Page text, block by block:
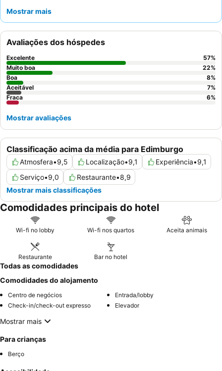
edifício tipo conservatório
funcionários
acolhedores e prestativos, e o pequeno-almoço
recebe grandes elogios pela sua excelente seleção, incluindo
um pequeno-almoço escocês completo e opções sem glúten.
Para uma estadia mais tranquila, considere pedir um quarto
virado para o jardim.
Mostrar mais
Classificação acima da média para Edimburgo
Atmosfera•9,5 Localização•9,1 Experiência•9,1
Serviço•9,0 Restaurante•8,9
Mostrar mais classificações
Avaliações dos hóspedes
Excelente 57%
Muito boa
22%
Boa
8%
Aceitável
7%
Fraca
6%
Mostrar avaliações
Comodidades principais do hotel
Wi-fi no lobby Wi-fi nos quartos Aceita animais
Restaurante Bar no hotel
Todas as comodidades
Comodidades do alojamento
Centro de negócios
Entrada/lobby
Check-in/check-out expresso
Elevador
Mostrar mais
Para crianças
Berço